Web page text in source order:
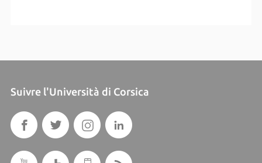
Suivre l'Università di Corsica